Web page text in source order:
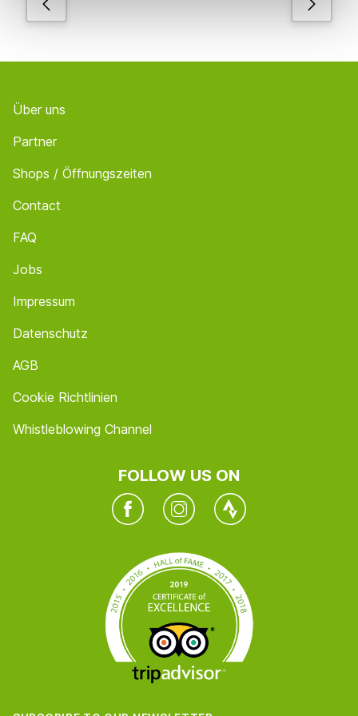
Über uns
Partner
Shops / Öffnungszeiten
Contact
FAQ
Jobs
Impressum
Datenschutz
AGB
Cookie Richtlinien
Whistleblowing Channel
FOLLOW US ON
FacebookInstagramTwitter